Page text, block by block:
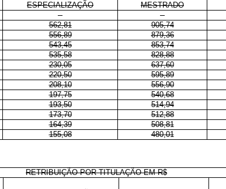
ESPECIALIZAÇÃO
MESTRADO
- -
562,81 905,74
556,89 879,36
543,45 853,74
535,58 828,88
230,05 637,60
220,50 595,89
208,10 556,90
197,75 540,68
193,50 514,94
173,70 512,88
164,39 508,81
155,08 480,01
RETRIBUIÇÃO POR TITULAÇÃO EM R$